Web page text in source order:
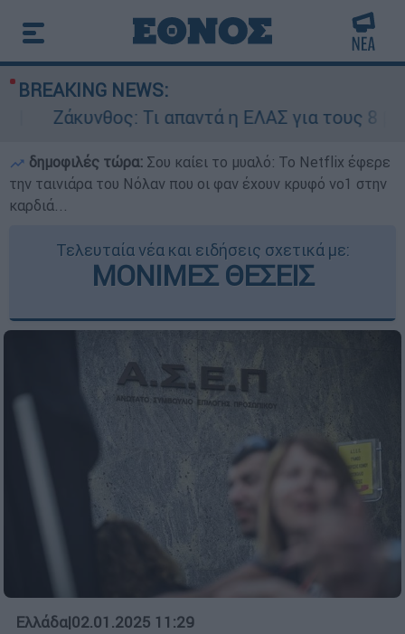
BREAKING NEWS:
Τι απαντά η ΕΛΑΣ για τους 8 βιασμούς
δημοφιλές τώρα: Σου καίει το μυαλό: Το Netflix έφερε
την ταινιάρα του Νόλαν που οι φαν έχουν κρυφό νο1 στην
καρδιά...
Τελευταία νέα και ειδήσεις σχετικά με:
ΜΟΝΙΜΕΣ ΘΕΣΕΙΣ
Ελλάδα|02.01.2025 11:29